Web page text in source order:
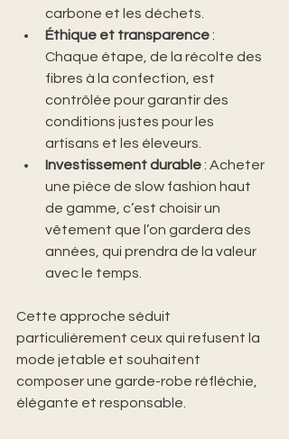
carbone et les déchets.
Éthique et transparence :
Chaque étape, de la récolte des
fibres à la confection, est
contrôlée pour garantir des
conditions justes pour les
artisans et les éleveurs.
Investissement durable : Acheter
une pièce de slow fashion haut
de gamme, c’est choisir un
vêtement que l’on gardera des
années, qui prendra de la valeur
avec le temps.
Cette approche séduit
particulièrement ceux qui refusent la
mode jetable et souhaitent
composer une garde-robe réfléchie,
élégante et responsable.